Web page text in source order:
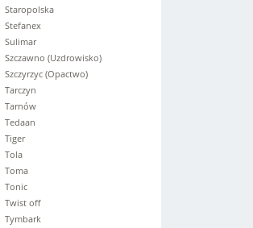
Staropolska
Stefanex
Sulimar
Szczawno (Uzdrowisko)
Szczyrzyc (Opactwo)
Tarczyn
Tarnów
Tedaan
Tiger
Tola
Toma
Tonic
Twist off
Tymbark